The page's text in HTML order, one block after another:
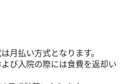
月払い方式となります。
び入院の際には食費を返却い